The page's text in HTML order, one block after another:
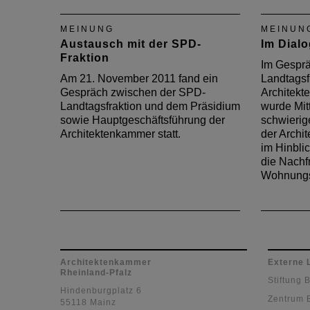
der Region.
MEINUNG
Austausch mit der SPD-
Fraktion
Am 21. November 2011 fand ein
Gespräch zwischen der SPD-
Landtagsfraktion und dem Präsidium
sowie Hauptgeschäftsführung der
Architektenkammer statt.
Im
Im
wurde
der
im
die
Architektenkammer
Rheinland-Pfalz
Hindenburgplatz 6
55118 Mainz
Externe
Stiftung
Zentrum